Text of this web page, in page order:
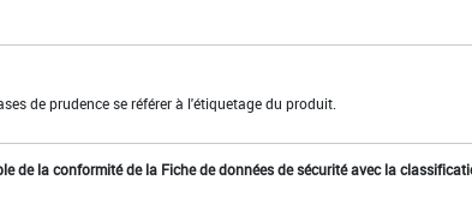
de prudence se référer à l'étiquetage du produit.
de la conformité de la Fiche de données de sécurité avec la